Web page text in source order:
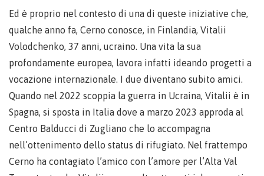
Ed è proprio nel contesto di una di queste iniziative che,
qualche anno fa, Cerno conosce, in Finlandia, Vitalii
Volodchenko, 37 anni, ucraino. Una vita la sua
profondamente europea, lavora infatti ideando progetti a
vocazione internazionale. I due diventano subito amici.
Quando nel 2022 scoppia la guerra in Ucraina, Vitalii è in
Spagna, si sposta in Italia dove a marzo 2023 approda al
Centro Balducci di Zugliano che lo accompagna
nell’ottenimento dello status di rifugiato. Nel frattempo
Cerno ha contagiato l’amico con l’amore per l’Alta Val